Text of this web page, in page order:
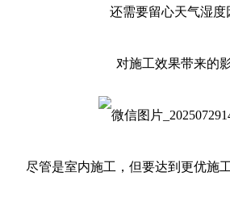
还需要留心天气湿度
对施工效果带来的
尽管是室内施工，但要达到更优施